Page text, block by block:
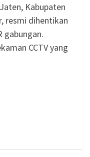
Kabupaten
resmi dihentikan
gabungan.
CCTV yang